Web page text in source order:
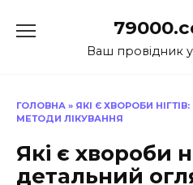
до
Ваш провідник
ГОЛОВНА » ЯКІ Є ХВОРОБИ
МЕТОДИ ЛІКУВАННЯ
Які є хвороби
детальний